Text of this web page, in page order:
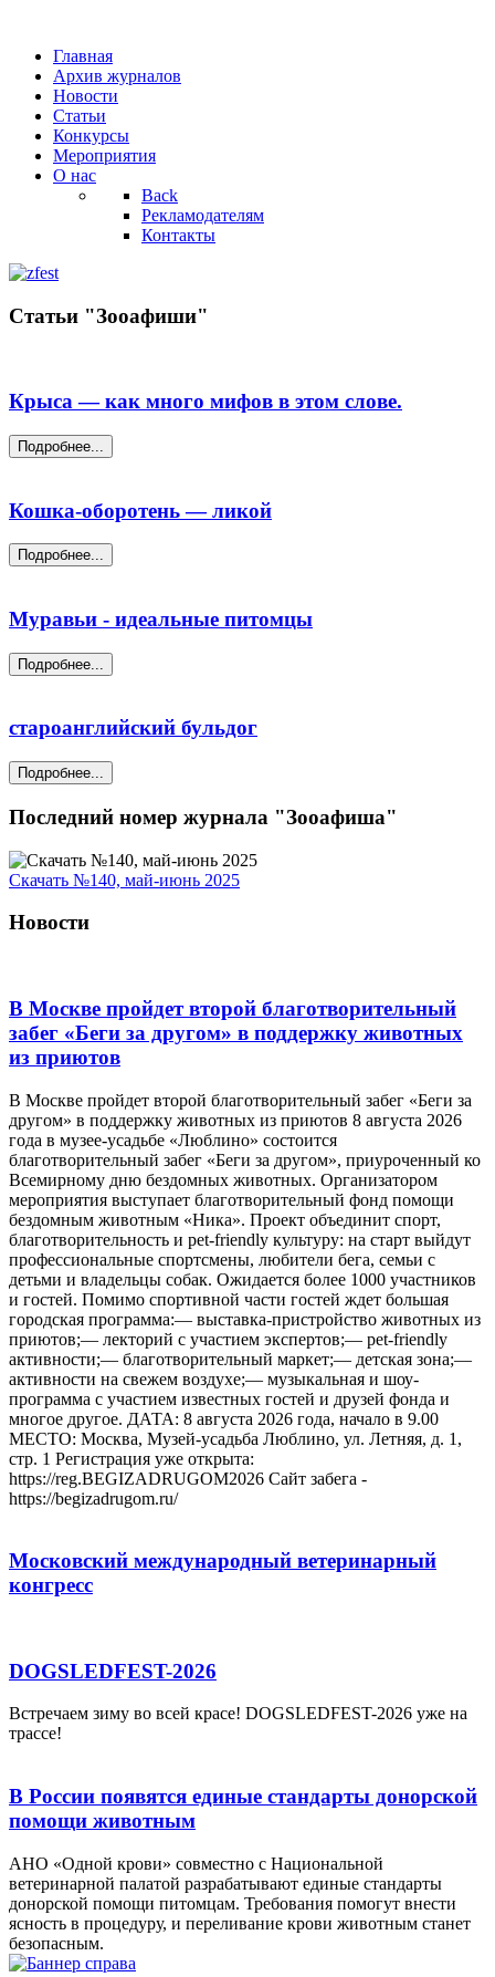
Главная
Архив журналов
Новости
Статьи
Конкурсы
Мероприятия
О нас
Back
Рекламодателям
Контакты
Статьи "Зооафиши"
Крыса — как много мифов в этом слове.
Подробнее...
Кошка-оборотень — ликой
Подробнее...
Муравьи - идеальные питомцы
Подробнее...
староанглийский бульдог
Подробнее...
Последний номер журнала "Зооафиша"
Скачать №140, май-июнь 2025
Новости
В Москве пройдет второй благотворительный
забег «Беги за другом» в поддержку животных
из приютов
В Москве пройдет второй благотворительный забег «Беги за
другом» в поддержку животных из приютов 8 августа 2026
года в музее-усадьбе «Люблино» состоится
благотворительный забег «Беги за другом», приуроченный ко
Всемирному дню бездомных животных. Организатором
мероприятия выступает благотворительный фонд помощи
бездомным животным «Ника». Проект объединит спорт,
благотворительность и pet-friendly культуру: на старт выйдут
профессиональные спортсмены, любители бега, семьи с
детьми и владельцы собак. Ожидается более 1000 участников
и гостей. Помимо спортивной части гостей ждет большая
городская программа:— выставка-пристройство животных из
приютов;— лекторий с участием экспертов;— pet-friendly
активности;— благотворительный маркет;— детская зона;—
активности на свежем воздухе;— музыкальная и шоу-
программа с участием известных гостей и друзей фонда и
многое другое. ДАТА: 8 августа 2026 года, начало в 9.00
МЕСТО: Москва, Музей-усадьба Люблино, ул. Летняя, д. 1,
стр. 1 Регистрация уже открыта:
https://reg.BEGIZADRUGOM2026 Сайт забега -
https://begizadrugom.ru/
Московский международный ветеринарный
конгресс
DOGSLEDFEST-2026
Встречаем зиму во всей красе! DOGSLEDFEST-2026 уже на
трассе!
В России появятся единые стандарты донорской
помощи животным
АНО «Одной крови» совместно с Национальной
ветеринарной палатой разрабатывают единые стандарты
донорской помощи питомцам. Требования помогут внести
ясность в процедуру, и переливание крови животным станет
безопасным.